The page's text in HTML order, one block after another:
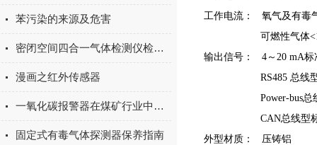
苯污染的来源及危害
密闭空间四合一气体检测仪检测内容及功能特征一览
漫画之红外传感器
一氧化碳报警器在煤矿行业中的应用
固定式有毒气体探测器保养指南
工作电流： 氧气及有毒
可燃性气体
输出信号： 4～20 mA标
RS485 总线型标
Power-bus总线型
CAN总线型标准
外型材质： 压铸铝